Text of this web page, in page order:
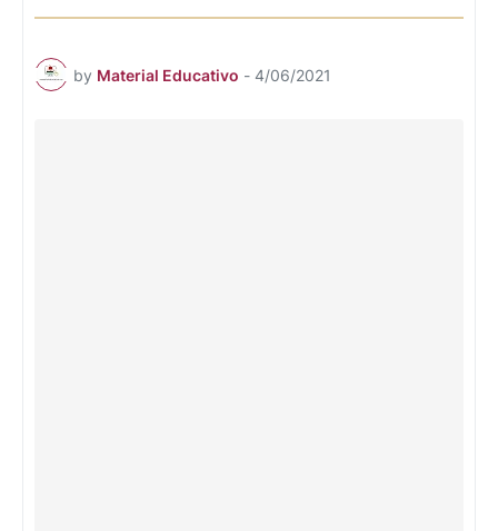
by Material Educativo - 4/06/2021